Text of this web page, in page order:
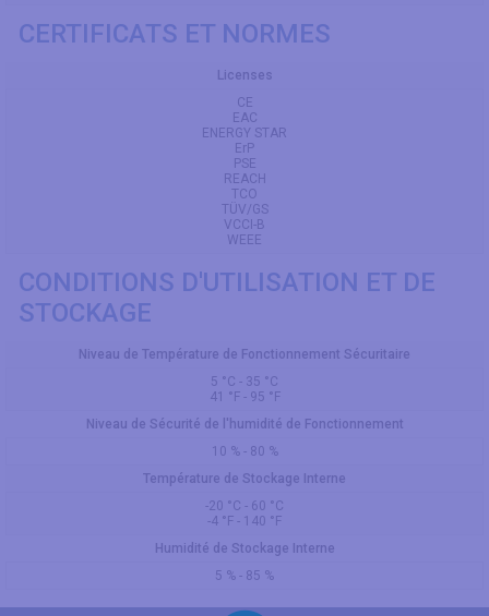
CERTIFICATS ET NORMES
Licenses
CE
EAC
ENERGY STAR
ErP
PSE
REACH
TCO
TÜV/GS
VCCI-B
WEEE
CONDITIONS D'UTILISATION ET DE
STOCKAGE
Niveau de Température de Fonctionnement Sécuritaire
5 °C - 35 °C
41 °F - 95 °F
Niveau de Sécurité de l'humidité de Fonctionnement
10 % - 80 %
Température de Stockage Interne
-20 °C - 60 °C
-4 °F - 140 °F
Humidité de Stockage Interne
5 % - 85 %